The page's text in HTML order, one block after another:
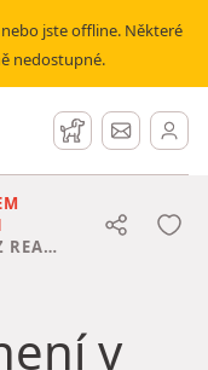
jste offline. Některé
nedostupné.
Hlídací pes
Zprávy
v